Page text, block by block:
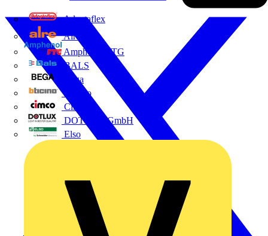
Adaptaflex
Alre
Amphenol FTG
BALS
Bega
Bticino
Cimco
DOTLUX GmbH
Elso